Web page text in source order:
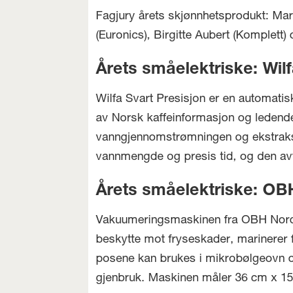
Fagjury årets skjønnhetsprodukt:
(Euronics), Birgitte Aubert (Komplett)
Årets småelektriske:
Wilfa Svart Presisjon er en
av Norsk kaffeinformasjon og
vanngjennomstrømningen og
vannmengde og presis tid, og den
Årets småelektriske:
Vakuumeringsmaskinen fra OBH
beskytte mot fryseskader,
posene kan brukes i mikrobølgeovn
gjenbruk. Maskinen måler 36 cm x